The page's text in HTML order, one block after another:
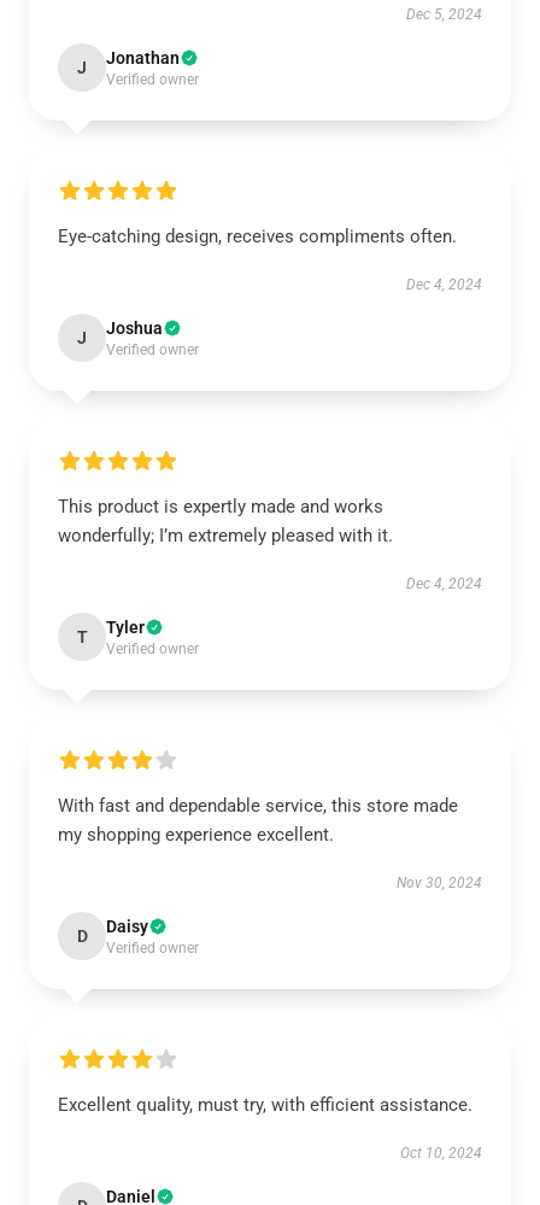
Dec 5, 2024
J Jonathan
Verified owner
Eye-catching design, receives compliments often.
Dec 4, 2024
J Joshua
Verified owner
This product is expertly made and works
wonderfully; I’m extremely pleased with it.
Dec 4, 2024
T Tyler
Verified owner
With fast and dependable service, this store made
my shopping experience excellent.
Nov 30, 2024
D Daisy
Verified owner
Excellent quality, must try, with efficient assistance.
Oct 10, 2024
Daniel